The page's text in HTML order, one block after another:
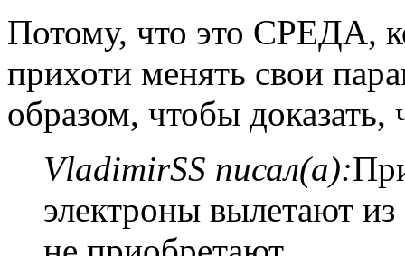
Потому, что это СРЕДА,
прихоти менять свои
образом, чтобы
VladimirSS писал(а):
электроны вылетают из